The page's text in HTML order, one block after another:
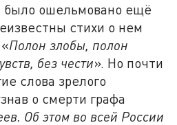
было ошельмовано ещё
стихи о нем
Полон злобы, полон
без чести». Но почти
слова зрелого
о смерти графа
Об этом во всей России